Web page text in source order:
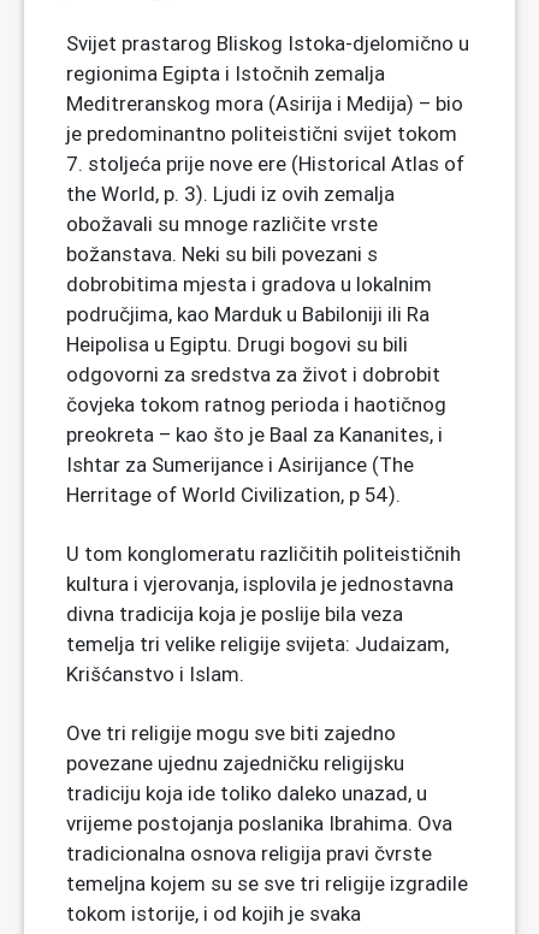
Svijet prastarog Bliskog Istoka-djelomično u
regionima Egipta i Istočnih zemalja
Meditreranskog mora (Asirija i Medija) – bio
je predominantno politeistični svijet tokom
7. stoljeća prije nove ere (Historical Atlas of
the World, p. 3). Ljudi iz ovih zemalja
obožavali su mnoge različite vrste
božanstava. Neki su bili povezani s
dobrobitima mjesta i gradova u lokalnim
područjima, kao Marduk u Babiloniji ili Ra
Heipolisa u Egiptu. Drugi bogovi su bili
odgovorni za sredstva za život i dobrobit
čovjeka tokom ratnog perioda i haotičnog
preokreta – kao što je Baal za Kananites, i
Ishtar za Sumerijance i Asirijance (The
Herritage of World Civilization, p 54).
U tom konglomeratu različitih politeističnih
kultura i vjerovanja, isplovila je jednostavna
divna tradicija koja je poslije bila veza
temelja tri velike religije svijeta: Judaizam,
Krišćanstvo i Islam.
Ove tri religije mogu sve biti zajedno
povezane ujednu zajedničku religijsku
tradiciju koja ide toliko daleko unazad, u
vrijeme postojanja poslanika Ibrahima. Ova
tradicionalna osnova religija pravi čvrste
temeljna kojem su se sve tri religije izgradile
tokom istorije, i od kojih je svaka